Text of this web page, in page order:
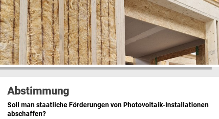
Abstimmung
Soll man staatliche Förderungen von Photovoltaik-Installationen
abschaffen?